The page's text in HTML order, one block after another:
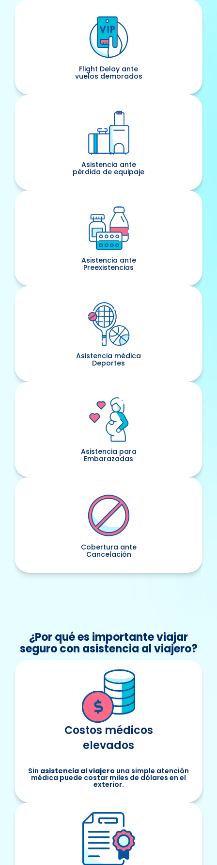
Flight Delay ante
vuelos demorados
Asistencia ante
pérdida de equipaje
Asistencia ante
Preexistencias
Asistencia médica
Deportes
Asistencia para
Embarazadas
Cobertura ante
Cancelación
¿Por qué es importante viajar
seguro con asistencia al viajero?
Costos médicos
elevados
Sin asistencia al viajero una simple atención
médica puede costar miles de dólares en el
exterior.